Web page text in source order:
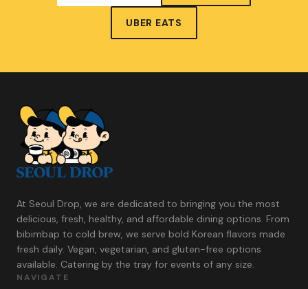
UBER EATS
At Seoul Drop, we are dedicated to bringing you the most
delicious, fresh, healthy, and affordable dining options. From
bibimbap to cold brew, we serve bold Korean flavors made
fresh daily. Vegan, vegetarian, and gluten-free options
available. Catering by the tray for events of any size.
NAVIGATE